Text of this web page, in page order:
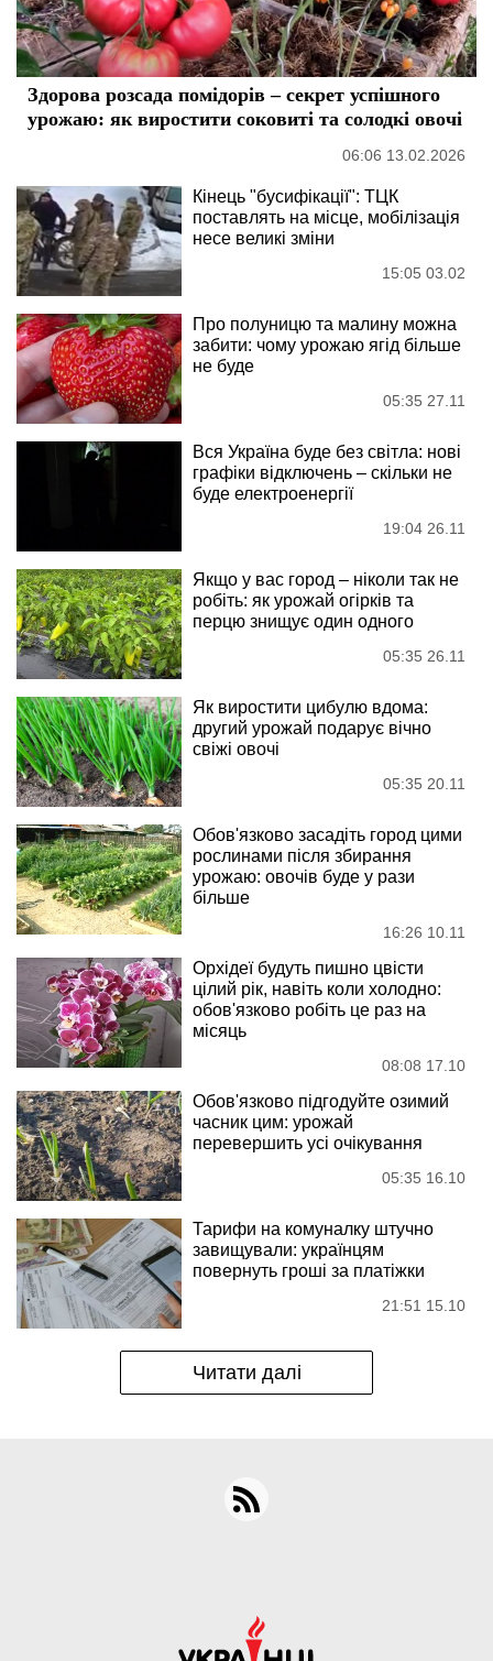
Здорова розсада помідорів – секрет успішного
урожаю: як виростити соковиті та солодкі овочі
06:06 13.02.2026
Кінець "бусифікації": ТЦК
поставлять на місце, мобілізація
несе великі зміни
15:05 03.02
Про полуницю та малину можна
забити: чому урожаю ягід більше
не буде
05:35 27.11
Вся Україна буде без світла: нові
графіки відключень – скільки не
буде електроенергії
19:04 26.11
Якщо у вас город – ніколи так не
робіть: як урожай огірків та
перцю знищує один одного
05:35 26.11
Як виростити цибулю вдома:
другий урожай подарує вічно
свіжі овочі
05:35 20.11
Обов'язково засадіть город цими
рослинами після збирання
урожаю: овочів буде у рази
більше
16:26 10.11
Орхідеї будуть пишно цвісти
цілий рік, навіть коли холодно:
обов'язково робіть це раз на
місяць
08:08 17.10
Обов'язково підгодуйте озимий
часник цим: урожай
перевершить усі очікування
05:35 16.10
Тарифи на комуналку штучно
завищували: українцям
повернуть гроші за платіжки
21:51 15.10
Читати далі